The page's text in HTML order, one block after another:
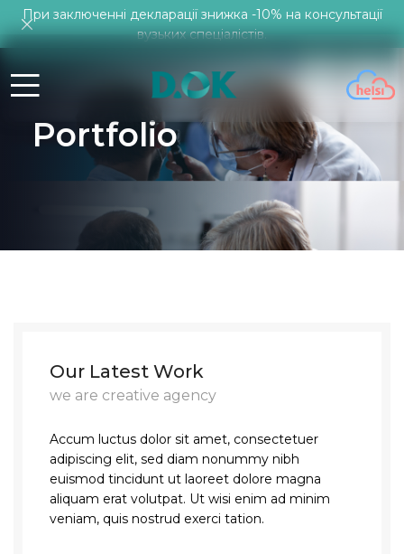
Portfolio
Our Latest Work
we are creative agency
Accum luctus dolor sit amet, consectetuer
adipiscing elit, sed diam nonummy nibh
euismod tincidunt ut laoreet dolore magna
aliquam erat volutpat. Ut wisi enim ad minim
veniam, quis nostrud exerci tation.
При заключенні декларації знижка -10% на консультації
вузьких спеціалістів.